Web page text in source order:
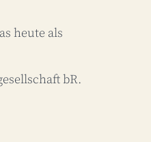
heute als
bR.